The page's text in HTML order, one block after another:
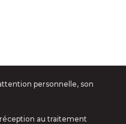
personnelle, son
au traitement